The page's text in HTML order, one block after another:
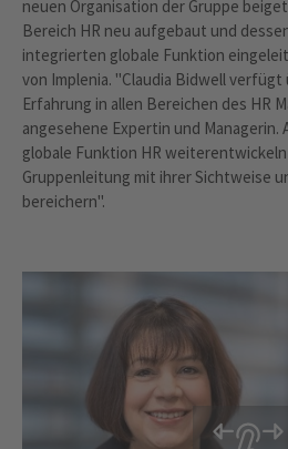
neuen Organisation der Gruppe
Bereich HR neu aufgebaut und
integrierten globale Funktion
von Implenia. "Claudia Bidwell
Erfahrung in allen Bereichen des HR
angesehene Expertin und Managerin.
globale Funktion HR weiterentwickeln
Gruppenleitung mit ihrer Sichtweise
bereichern".